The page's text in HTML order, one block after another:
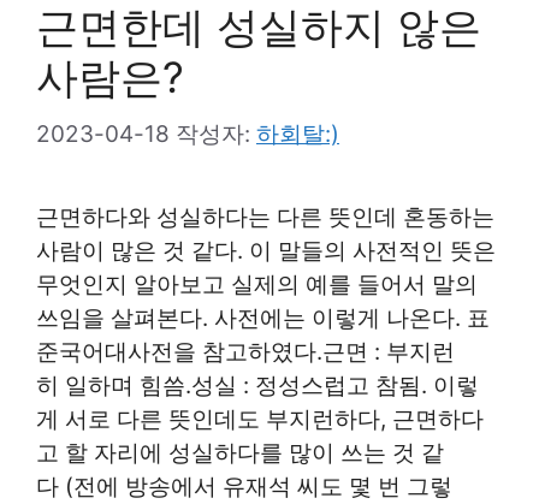
근면한데 성실하지 않은
사람은?
2023-04-18 작성자: 하회탈:)
근면하다와 성실하다는 다른 뜻인데 혼동하는
사람이 많은 것 같다. 이 말들의 사전적인 뜻은
무엇인지 알아보고 실제의 예를 들어서 말의
쓰임을 살펴본다. 사전에는 이렇게 나온다. 표
준국어대사전을 참고하였다.근면 : 부지런
히 일하며 힘씀.성실 : 정성스럽고 참됨. 이렇
게 서로 다른 뜻인데도 부지런하다, 근면하다
고 할 자리에 성실하다를 많이 쓰는 것 같
다 (전에 방송에서 유재석 씨도 몇 번 그렇